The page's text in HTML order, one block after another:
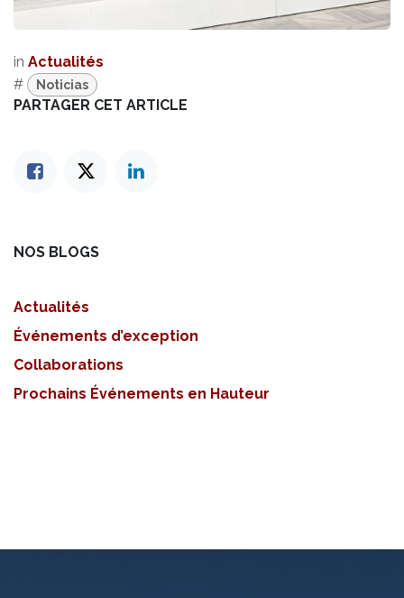
in Actualités
#
Noticias
PARTAGER CET ARTICLE
NOS BLOGS
Actualités
Événements d’exception
Collaborations
Prochains Événements en Hauteur